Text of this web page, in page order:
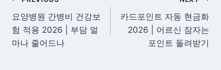
탐
색
요양병원 간병비 건강보
험 적용 2026 | 부담 얼
마나 줄어드나
카드포인트 자동 현금화
2026 | 어르신 잠자는
포인트 돌려받기